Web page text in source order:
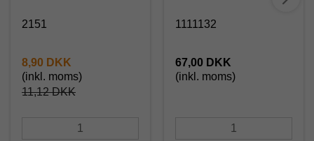
2151
11,12 DKK
8,90 DKK
(inkl. moms)
1111132
67,00 DKK
(inkl. moms)